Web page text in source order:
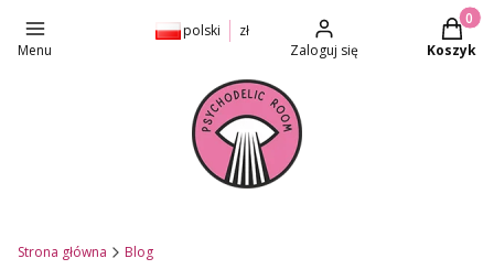
Menu
polski
zł
Zaloguj się
Koszyk
Strona główna Blog